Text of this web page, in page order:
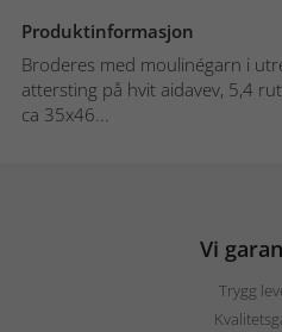
Produktinformasjon
Broderes med moulinégarn i
attersting på hvit aidavev, 5,4
ca 35x46...
Vi
Trygg